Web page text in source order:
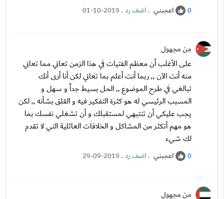
0 اعجبني .اضف رد.
01-10-2019
من مجهول
على الأغلب أن معظم الفتيات في هذا الزمن تعاني مما تعاني
منه أنت الآن ,, ربما أنت أعلم بما تعاني لكن أنا أرى أنك
تبالغي في طرح الموضوع ,, الحل بسيط جداً و سهل و
المسبب الرئيسي له هو كثرة التفكير فيه و القلق بشأنه ,, لكن
يجب عليكي أن تنتبهي لمستقبلك و أن تشغلي نفسك بما
هو مهم أتكثر من المشاكل و الخلافات العائلية التي لا تقدم
لك شيء
0 اعجبني .اضف رد.
29-09-2019
من مجهول